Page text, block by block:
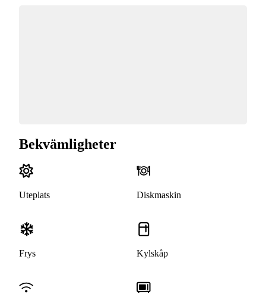
Bekvämligheter
Uteplats Diskmaskin
Frys Kylskåp